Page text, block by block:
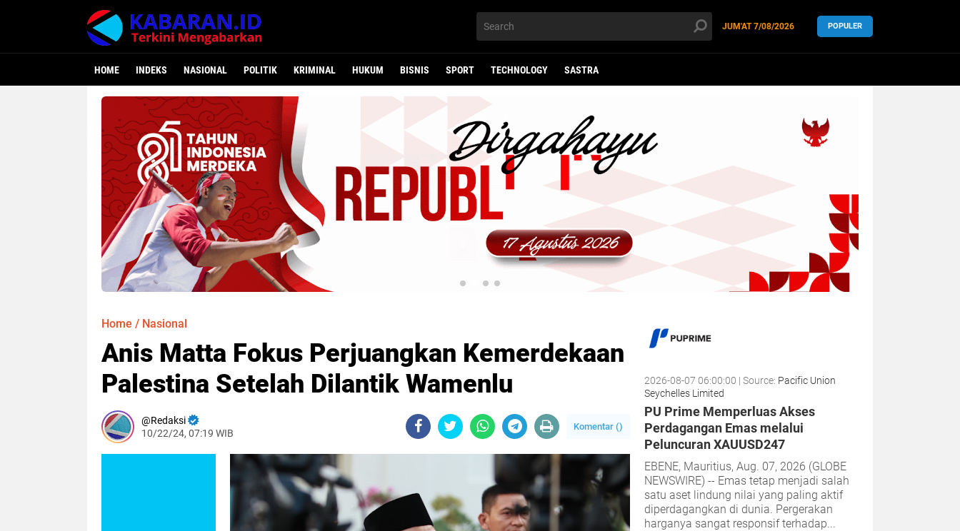
JUM'AT7/08/2026 POPULER
HOME INDEKS NASIONAL POLITIK KRIMINAL HUKUM BISNIS SPORT TECHNOLOGY SASTRA
Home / Nasional
Anis Matta Fokus Perjuangkan Kemerdekaan
Palestina Setelah Dilantik Wamenlu
Redaksi
10/22/24, 07:19 WIB
Komentar ()
2026-08-07 06:00:00 | Source: Pacific Union
Seychelles Limited
PU Prime Memperluas Akses
Perdagangan Emas melalui
Peluncuran XAUUSD247
EBENE, Mauritius, Aug. 07, 2026 (GLOBE
NEWSWIRE) -- Emas tetap menjadi salah
satu aset lindung nilai yang paling aktif
diperdagangkan di dunia. Pergerakan
harganya sangat responsif terhadap...